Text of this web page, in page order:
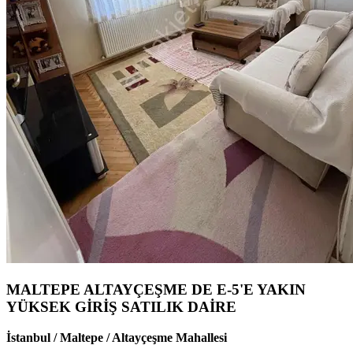
MALTEPE ALTAYÇEŞME DE E-5'E YAKIN
YÜKSEK GİRİŞ SATILIK DAİRE
İstanbul / Maltepe / Altayçeşme Mahallesi